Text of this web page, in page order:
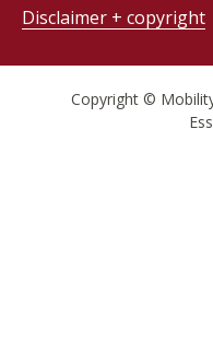
Disclaimer + copyright
Copyright ©